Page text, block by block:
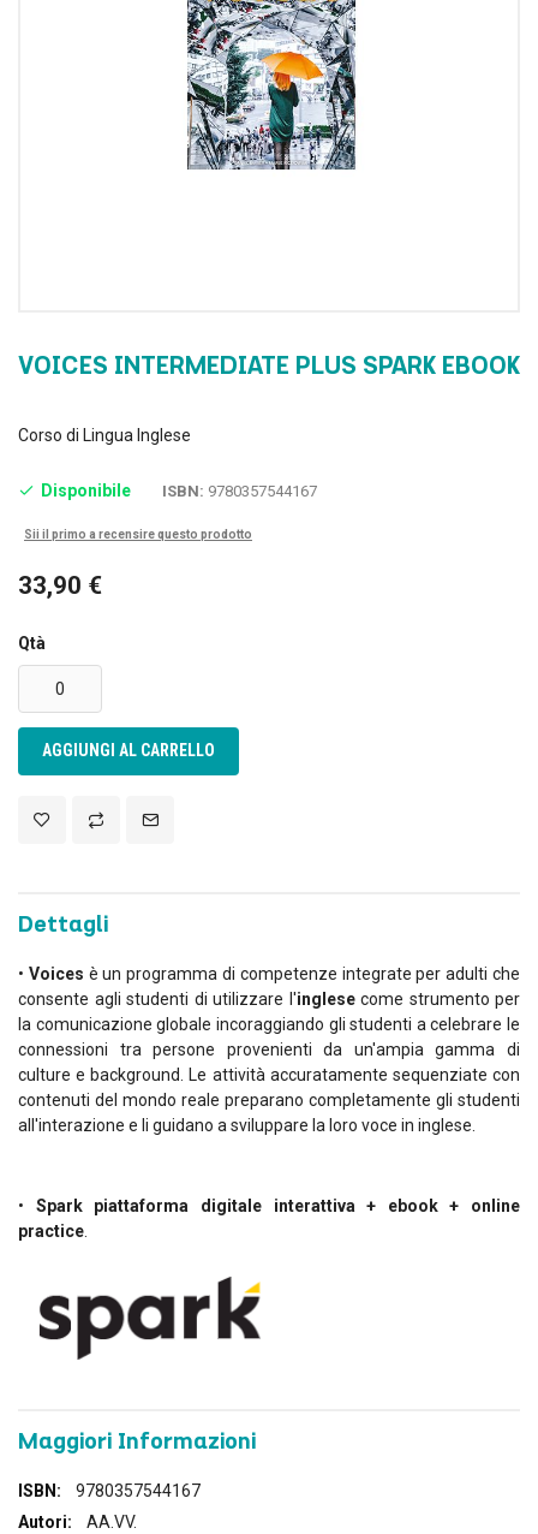
VOICES INTERMEDIATE PLUS SPARK EBOOK
Disponibile ISBN: 9780357544167
Sii il primo a recensire questo prodotto
33,90 €
Qtà
AGGIUNGI AL CARRELLO
Corso di Lingua Inglese
Dettagli
• Voices è un programma di competenze integrate per adulti che
consente agli studenti di utilizzare l'inglesecome strumento per
la comunicazione globale incoraggiando gli studenti a celebrare le
connessioni tra persone provenienti da un'ampia gamma di
culture e background. Le attività accuratamente sequenziate con
contenuti del mondo reale preparano completamente gli studenti
all'interazione e li guidano a sviluppare la loro voce in inglese.
• Spark piattaforma digitale interattiva + ebook + online
practice
Maggiori Informazioni
Maggiori
Informazioni
9780357544167
AA.VV.